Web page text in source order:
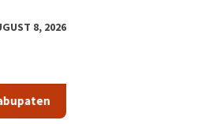
8, 2026
Gelar Lomba Pidato “AHY Muda”,